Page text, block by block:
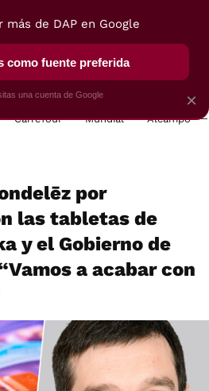
SELECCIÓN VEGUI
Carrefour Mundial Alcampo
por
las tabletas de
y el Gobierno de
a acabar con
×
más de DAP en Google
como fuente preferida
una cuenta de Google